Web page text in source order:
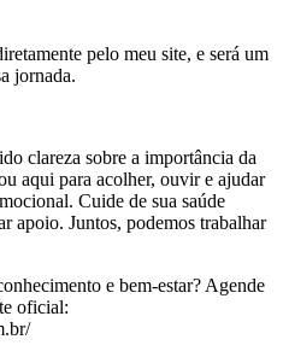
pelo meu site, e será um
jornada.
clareza sobre a importância da
aqui para acolher, ouvir e ajudar
Cuide de sua saúde
apoio. Juntos, podemos trabalhar
e bem-estar? Agende
oficial: